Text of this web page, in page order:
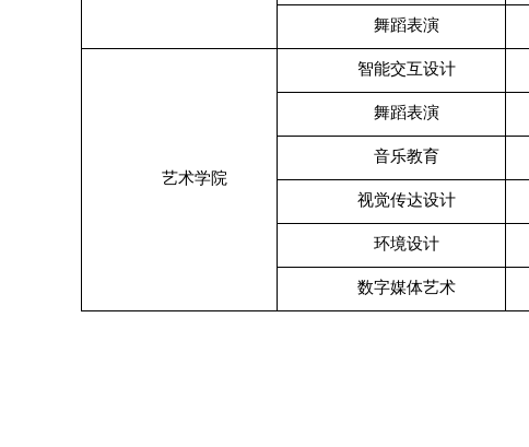
舞蹈表演
艺术学院
智能交互设计
舞蹈表演
音乐教育
视觉传达设计
环境设计
数字媒体艺术